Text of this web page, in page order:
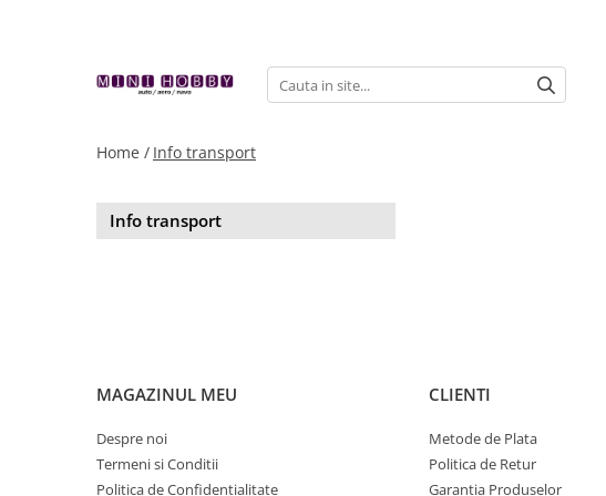
Machete
Home / Info transport
Info transport
MAGAZINUL MEU
Despre noi
Termeni si Conditii
Politica de Confidentialitate
CLIENTI
Metode de Plata
Politica de Retur
Garantia Produselor